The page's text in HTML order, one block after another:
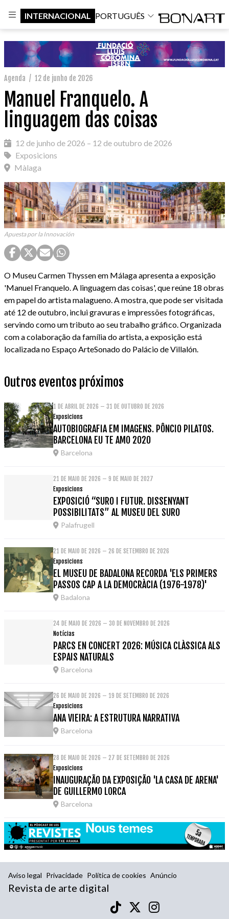
INTERNACIONAL PORTUGUÊS
Agenda / 12 de junho de 2026
Manuel Franquelo. A
linguagem das coisas
12 de junho de 2026 – 12 de outubro de 2026
Exposicions
Màlaga
Apuesta por la Innovación
O Museu Carmen Thyssen em Málaga apresenta a exposição
'Manuel Franquelo. A linguagem das coisas', que reúne 18 obras
em papel do artista malagueno. A mostra, que pode ser visitada
até 12 de outubro, inclui gravuras e impressões fotográficas,
servindo como um tributo ao seu trabalho gráfico. Organizada
com a colaboração da família do artista, a exposição está
localizada no Espaço ArteSonado do Palácio de Villalón.
Outros eventos próximos
1 DE ABRIL DE 2026 – 31 DE OUTUBRO DE 2026
Exposicions
AUTOBIOGRAFIA EM IMAGENS. PÔNCIO PILATOS.
BARCELONA EU TE AMO 2020
Barcelona
21 DE MAIO DE 2026 – 9 DE MAIO DE 2027
Exposicions
EXPOSICIÓ “SURO I FUTUR. DISSENYANT
POSSIBILITATS” AL MUSEU DEL SURO
Palafrugell
21 DE MAIO DE 2026 – 26 DE SETEMBRO DE 2026
Exposicions
EL MUSEU DE BADALONA RECORDA 'ELS PRIMERS
PASSOS CAP A LA DEMOCRÀCIA (1976-1978)'
Badalona
24 DE MAIO DE 2026 – 30 DE NOVEMBRO DE 2026
Notícias
PARCS EN CONCERT 2026: MÚSICA CLÀSSICA ALS
ESPAIS NATURALS
Barcelona
26 DE MAIO DE 2026 – 19 DE SETEMBRO DE 2026
Exposicions
ANA VIEIRA: A ESTRUTURA NARRATIVA
Barcelona
28 DE MAIO DE 2026 – 27 DE SETEMBRO DE 2026
Exposicions
INAUGURAÇÃO DA EXPOSIÇÃO 'LA CASA DE ARENA'
DE GUILLERMO LORCA
Barcelona
Aviso legal Privacidade Política de cookies Anúncio
Revista de arte digital